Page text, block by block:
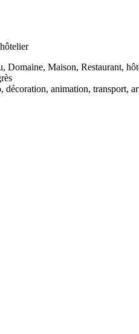
Domaine, Maison, Restaurant,
animation, transport,